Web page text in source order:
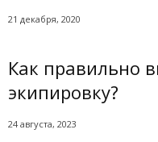
21 декабря, 2020
Как правильно
экипировку?
24 августа, 2023